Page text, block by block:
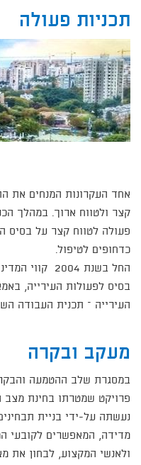
תכניות פעולה
אחד העקרונות המנחים את
קצר ולטווח ארוך. במהלך
פעולה לטווח קצר על בסיס
כדחופים לטיפול.
החל בשנת
בסיס לפעולות העירייה,
העירייה – תכנית העבודה
מעקב ובקרה
במסגרת שלב ההטמעה
פרויקט שמטרתו בחינת מצב
נעשתה על-ידי בניית
מדידה, המאפשרים לקובעי
ולאנשי המקצוע, לבחון את